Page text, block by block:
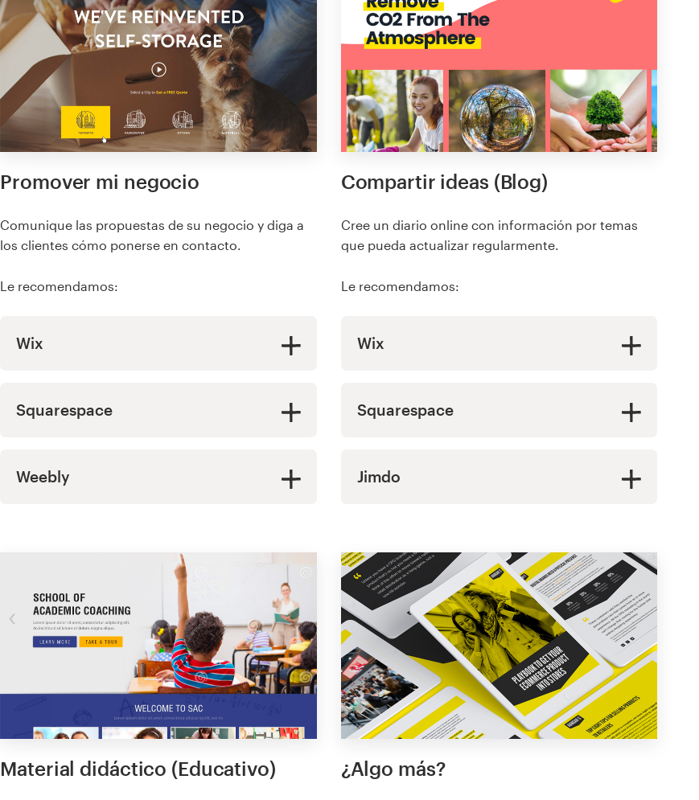
Promover mi negocio
Comunique las propuestas de su negocio y diga a
los clientes cómo ponerse en contacto.
Le recomendamos:
Wix
Squarespace
Weebly
Compartir ideas (Blog)
Cree un diario online con información por temas
que pueda actualizar regularmente.
Le recomendamos:
Wix
Squarespace
Jimdo
Material didáctico (Educativo) ¿Algo más?